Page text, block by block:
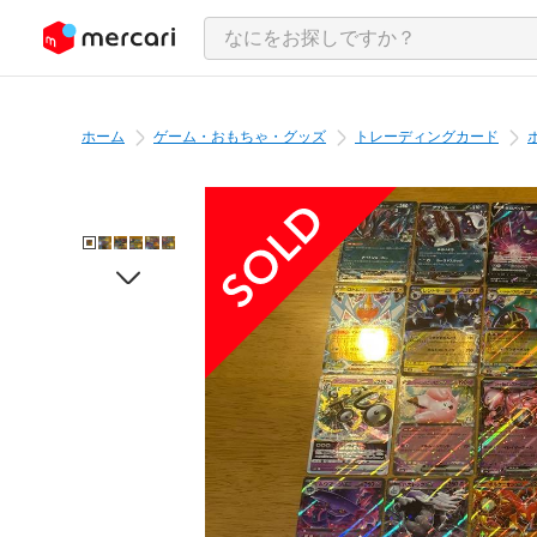
ツにスキップ
ホーム ゲーム・おもちゃ・グッズ トレーディングカード